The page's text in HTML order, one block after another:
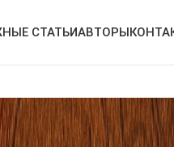
СТАТЬИАВТОРЫ